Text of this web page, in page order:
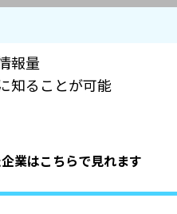
報量
知ることが可能
業はこちらで見れます